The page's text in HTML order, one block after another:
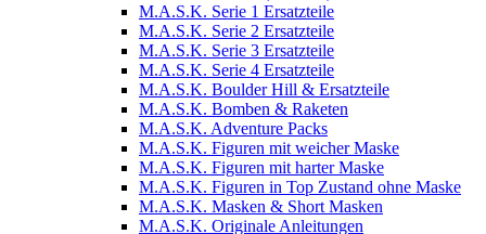
M.A.S.K. Serie 1 Ersatzteile
M.A.S.K. Serie 2 Ersatzteile
M.A.S.K. Serie 3 Ersatzteile
M.A.S.K. Serie 4 Ersatzteile
M.A.S.K. Boulder Hill & Ersatzteile
M.A.S.K. Bomben & Raketen
M.A.S.K. Adventure Packs
M.A.S.K. Figuren mit weicher Maske
M.A.S.K. Figuren mit harter Maske
M.A.S.K. Figuren in Top Zustand ohne Maske
M.A.S.K. Masken & Short Masken
M.A.S.K. Originale Anleitungen